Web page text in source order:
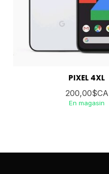
PIXEL 4XL
200,00$CA
En magasin